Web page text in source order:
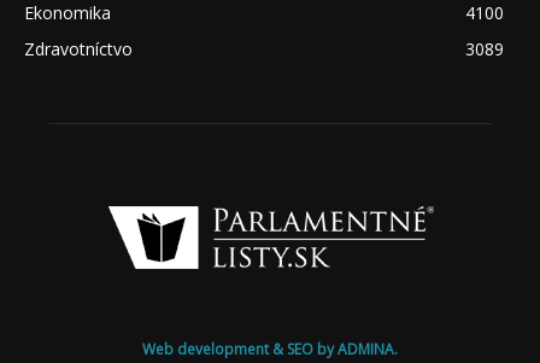
Ekonomika
4100
Zdravotníctvo
3089
Web development & SEO by ADMINA.